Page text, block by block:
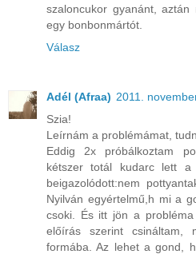
szaloncukor gyanánt,
egy bonbonmártót.
Válasz
Adél (Afraa) 2011.
Szia!
Leírnám a problémámat,
Eddig 2x próbálkoztam
kétszer totál kudarc lett a
beigazolódott:nem
Nyilván egyértelmű,h mi a
csoki. És itt jön a
előírás szerint csináltam,
formába. Az lehet a gond,